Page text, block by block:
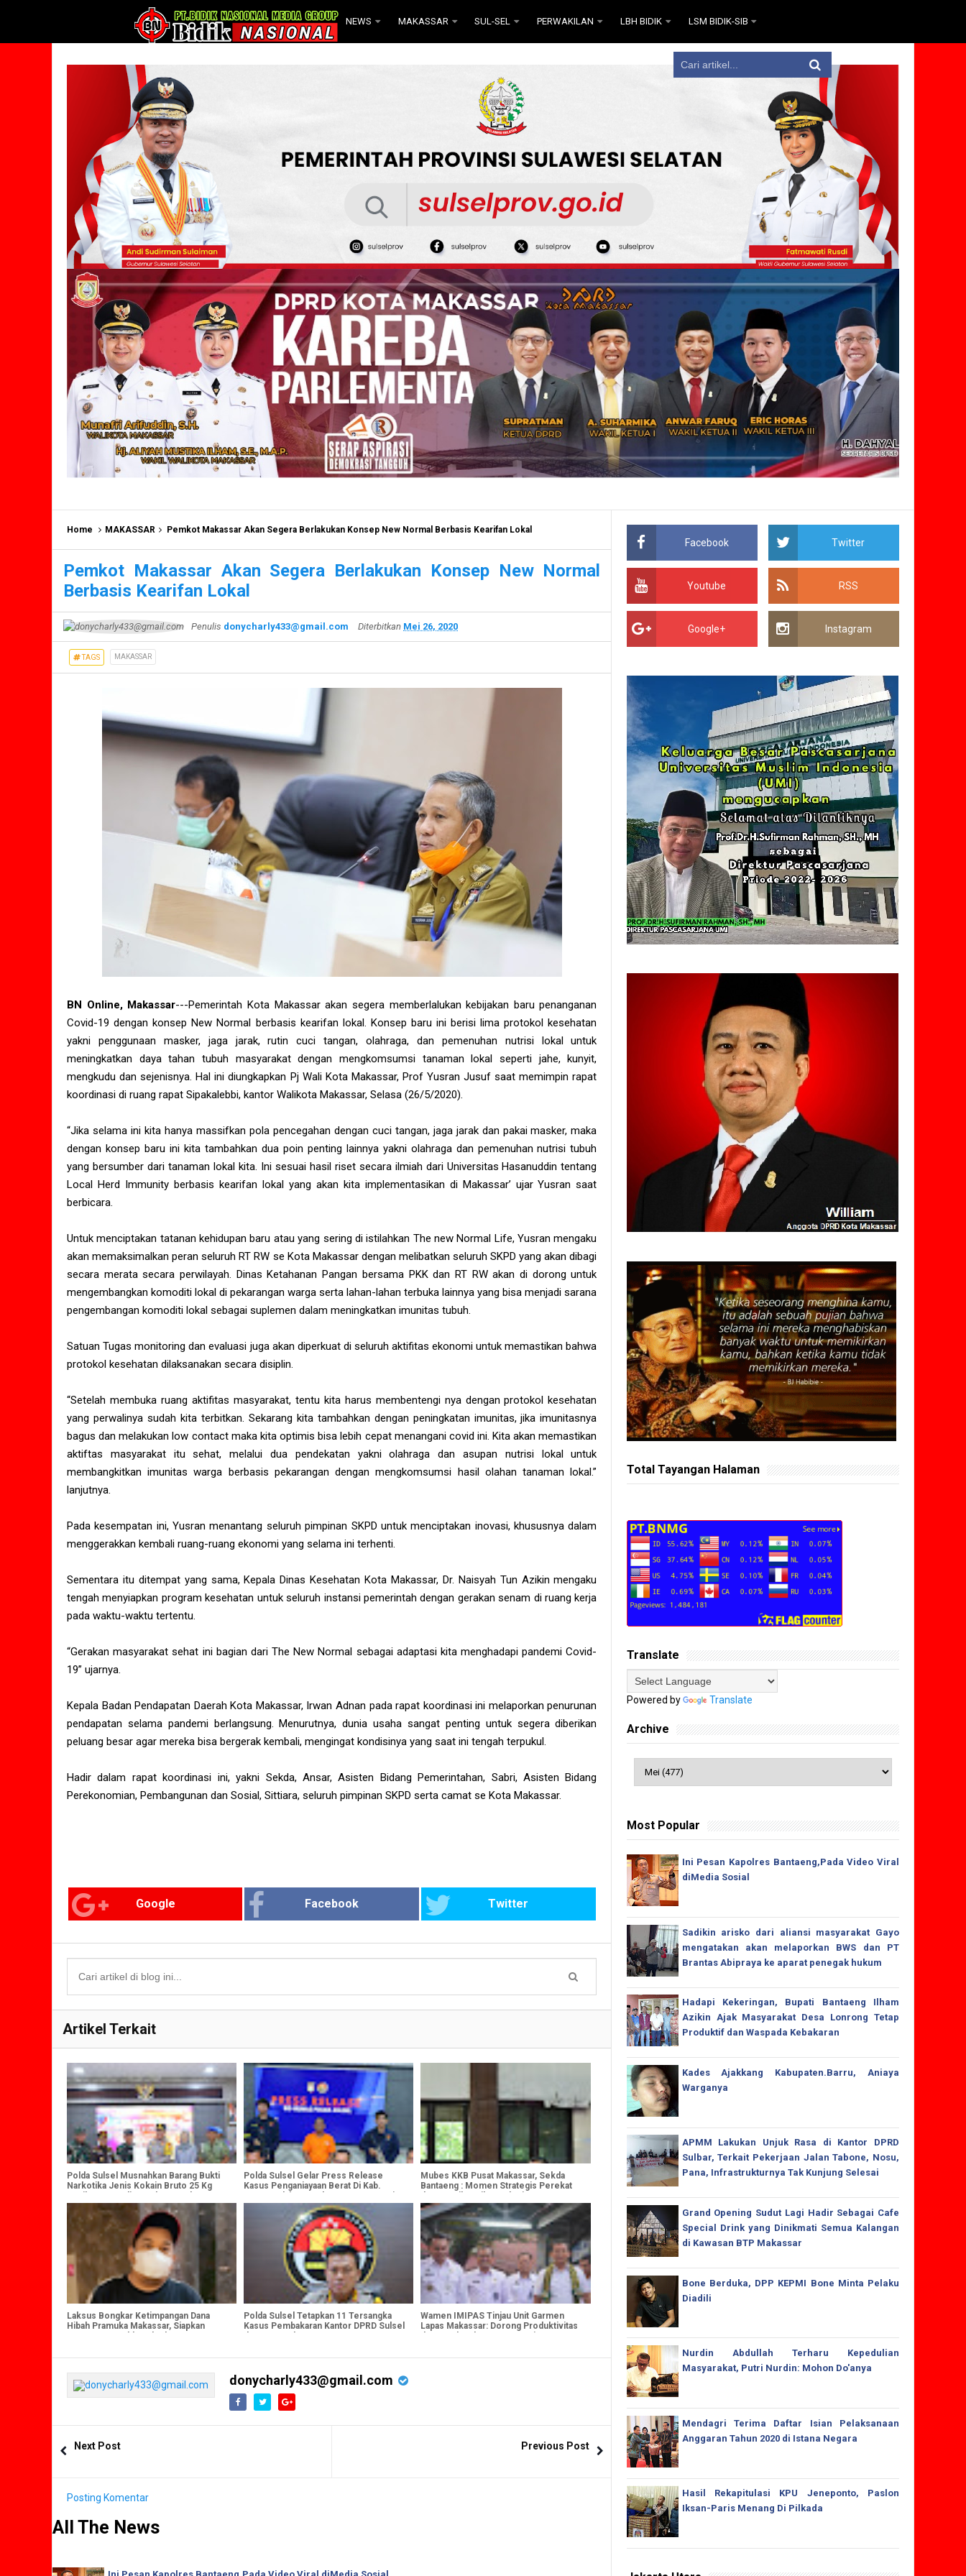
NEWS MAKASSAR SUL-SEL PERWAKILAN LBH BIDIK LSM BIDIK-SIB
Home MAKASSAR Pemkot Makassar Akan Segera Berlakukan Konsep New Normal Berbasis Kearifan Lokal
Pemkot Makassar Akan Segera Berlakukan Konsep New Normal
Berbasis Kearifan Lokal
Penulis donycharly433@gmail.com Diterbitkan Mei 26, 2020
TAGS MAKASSAR
BN Online, Makassar---Pemerintah Kota Makassar akan segera memberlalukan kebijakan baru penanganan
Covid-19 dengan konsep New Normal berbasis kearifan lokal. Konsep baru ini berisi lima protokol kesehatan
yakni penggunaan masker, jaga jarak, rutin cuci tangan, olahraga, dan pemenuhan nutrisi lokal untuk
meningkatkan daya tahan tubuh masyarakat dengan mengkomsumsi tanaman lokal seperti jahe, kunyit,
mengkudu dan sejenisnya. Hal ini diungkapkan Pj Wali Kota Makassar, Prof Yusran Jusuf saat memimpin rapat
koordinasi di ruang rapat Sipakalebbi, kantor Walikota Makassar, Selasa (26/5/2020).
“Jika selama ini kita hanya massifkan pola pencegahan dengan cuci tangan, jaga jarak dan pakai masker, maka
dengan konsep baru ini kita tambahkan dua poin penting lainnya yakni olahraga dan pemenuhan nutrisi tubuh
yang bersumber dari tanaman lokal kita. Ini sesuai hasil riset secara ilmiah dari Universitas Hasanuddin tentang
Local Herd Immunity berbasis kearifan lokal yang akan kita implementasikan di Makassar’ ujar Yusran saat
berbicara.
Untuk menciptakan tatanan kehidupan baru atau yang sering di istilahkan The new Normal Life, Yusran mengaku
akan memaksimalkan peran seluruh RT RW se Kota Makassar dengan melibatkan seluruh SKPD yang akan dibagi
secara merata secara perwilayah. Dinas Ketahanan Pangan bersama PKK dan RT RW akan di dorong untuk
mengembangkan komoditi lokal di pekarangan warga serta lahan-lahan terbuka lainnya yang bisa menjadi sarana
pengembangan komoditi lokal sebagai suplemen dalam meningkatkan imunitas tubuh.
Satuan Tugas monitoring dan evaluasi juga akan diperkuat di seluruh aktifitas ekonomi untuk memastikan bahwa
protokol kesehatan dilaksanakan secara disiplin.
“Setelah membuka ruang aktifitas masyarakat, tentu kita harus membentengi nya dengan protokol kesehatan
yang perwalinya sudah kita terbitkan. Sekarang kita tambahkan dengan peningkatan imunitas, jika imunitasnya
bagus dan melakukan low contact maka kita optimis bisa lebih cepat menangani covid ini. Kita akan memastikan
aktiftas masyarakat itu sehat, melalui dua pendekatan yakni olahraga dan asupan nutrisi lokal untuk
membangkitkan imunitas warga berbasis pekarangan dengan mengkomsumsi hasil olahan tanaman lokal.”
lanjutnya.
Pada kesempatan ini, Yusran menantang seluruh pimpinan SKPD untuk menciptakan inovasi, khususnya dalam
menggerakkan kembali ruang-ruang ekonomi yang selama ini terhenti.
Sementara itu ditempat yang sama, Kepala Dinas Kesehatan Kota Makassar, Dr. Naisyah Tun Azikin mengaku
tengah menyiapkan program kesehatan untuk seluruh instansi pemerintah dengan gerakan senam di ruang kerja
pada waktu-waktu tertentu.
“Gerakan masyarakat sehat ini bagian dari The New Normal sebagai adaptasi kita menghadapi pandemi Covid-
19” ujarnya.
Kepala Badan Pendapatan Daerah Kota Makassar, Irwan Adnan pada rapat koordinasi ini melaporkan penurunan
pendapatan selama pandemi berlangsung. Menurutnya, dunia usaha sangat penting untuk segera diberikan
peluang besar agar mereka bisa bergerak kembali, mengingat kondisinya yang saat ini tengah terpukul.
Hadir dalam rapat koordinasi ini, yakni Sekda, Ansar, Asisten Bidang Pemerintahan, Sabri, Asisten Bidang
Perekonomian, Pembangunan dan Sosial, Sittiara, seluruh pimpinan SKPD serta camat se Kota Makassar.
Google Facebook Twitter
Artikel Terkait
Polda Sulsel Musnahkan Barang Bukti
Narkotika Jenis Kokain Bruto 25 Kg
Polda Sulsel Gelar Press Release
Kasus Penganiayaan Berat Di Kab.
Mubes KKB Pusat Makassar, Sekda
Bantaeng : Momen Strategis Perekat
Laksus Bongkar Ketimpangan Dana
Hibah Pramuka Makassar, Siapkan
Polda Sulsel Tetapkan 11 Tersangka
Kasus Pembakaran Kantor DPRD Sulsel
Wamen IMIPAS Tinjau Unit Garmen
Lapas Makassar: Dorong Produktivitas
donycharly433@gmail.com
Next Post Previous Post
Posting Komentar
All The News
Facebook Twitter
Youtube RSS
Google+ Instagram
Total Tayangan Halaman
Translate
Powered by Translate
Archive
Most Popular
Ini Pesan Kapolres Bantaeng,Pada Video Viral
diMedia Sosial
Sadikin arisko dari aliansi masyarakat Gayo
mengatakan akan melaporkan BWS dan PT
Brantas Abipraya ke aparat penegak hukum
Hadapi Kekeringan, Bupati Bantaeng Ilham
Azikin Ajak Masyarakat Desa Lonrong Tetap
Produktif dan Waspada Kebakaran
Kades Ajakkang Kabupaten.Barru, Aniaya
Warganya
APMM Lakukan Unjuk Rasa di Kantor DPRD
Sulbar, Terkait Pekerjaan Jalan Tabone, Nosu,
Pana, Infrastrukturnya Tak Kunjung Selesai
Grand Opening Sudut Lagi Hadir Sebagai Cafe
Special Drink yang Dinikmati Semua Kalangan
di Kawasan BTP Makassar
Bone Berduka, DPP KEPMI Bone Minta Pelaku
Diadili
Nurdin Abdullah Terharu Kepedulian
Masyarakat, Putri Nurdin: Mohon Do'anya
Mendagri Terima Daftar Isian Pelaksanaan
Anggaran Tahun 2020 di Istana Negara
Hasil Rekapitulasi KPU Jeneponto, Paslon
Iksan-Paris Menang Di Pilkada